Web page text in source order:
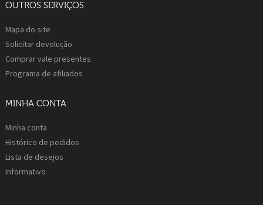
OUTROS SERVIÇOS
Mapa do site
Solicitar devolução
Comprar vale presentes
Programa de afiliados
MINHA CONTA
Minha conta
Histórico de pedidos
Lista de desejos
Informativo